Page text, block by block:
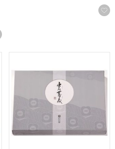
お気に入りに登録する